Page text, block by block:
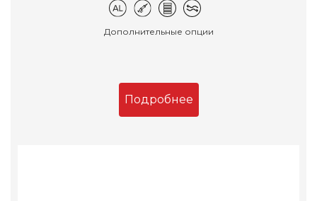
Дополнительные опции
Подробнее